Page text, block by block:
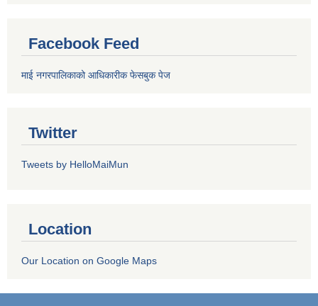
Facebook Feed
माई नगरपालिकाको आधिकारीक फेसबुक पेज
Twitter
Tweets by HelloMaiMun
Location
Our Location on Google Maps